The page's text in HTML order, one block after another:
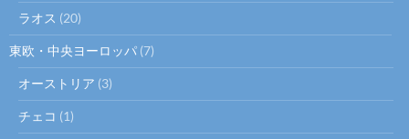
ラオス (20)
東欧・中央ヨーロッパ (7)
オーストリア (3)
チェコ (1)